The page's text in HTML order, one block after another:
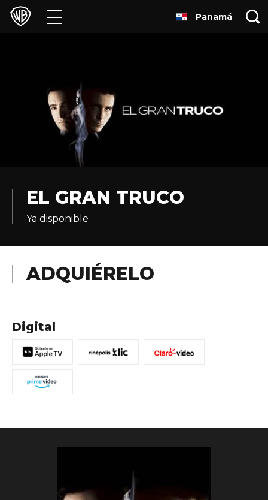
Películas
Juegos y Aplicaciones
Franquicias
Colecciones
Experiencias
Panamá
EL GRAN TRUCO
Ya disponible
ADQUIÉRELO
Digital